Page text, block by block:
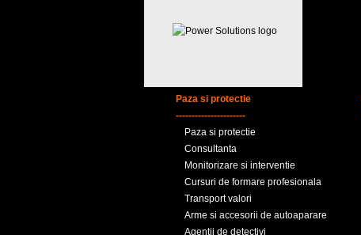
Paza si protectie
----------------------
Paza si protectie
Consultanta
Monitorizare si interventie
Cursuri de formare profesionala
Transport valori
Arme si accesorii de autoaparare
Agentii de detectivi